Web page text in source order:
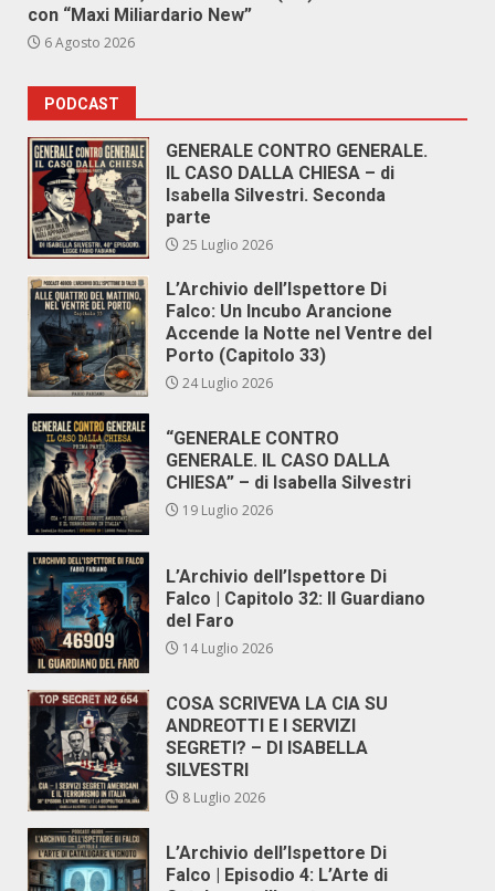
con “Maxi Miliardario New”
6 Agosto 2026
PODCAST
GENERALE CONTRO GENERALE.
IL CASO DALLA CHIESA – di
Isabella Silvestri. Seconda
parte
25 Luglio 2026
L’Archivio dell’Ispettore Di
Falco: Un Incubo Arancione
Accende la Notte nel Ventre del
Porto (Capitolo 33)
24 Luglio 2026
“GENERALE CONTRO
GENERALE. IL CASO DALLA
CHIESA” – di Isabella Silvestri
19 Luglio 2026
L’Archivio dell’Ispettore Di
Falco | Capitolo 32: Il Guardiano
del Faro
14 Luglio 2026
COSA SCRIVEVA LA CIA SU
ANDREOTTI E I SERVIZI
SEGRETI? – DI ISABELLA
SILVESTRI
8 Luglio 2026
L’Archivio dell’Ispettore Di
Falco | Episodio 4: L’Arte di